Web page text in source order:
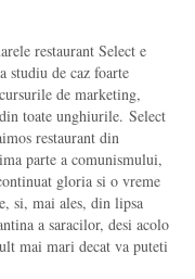
restaurant Select e
studiu de caz foarte
de marketing,
toate unghiurile. Select
restaurant din
parte a comunismului,
gloria si o vreme
si, mai ales, din lipsa
a saracilor, desi acolo
mai mari decat va puteti